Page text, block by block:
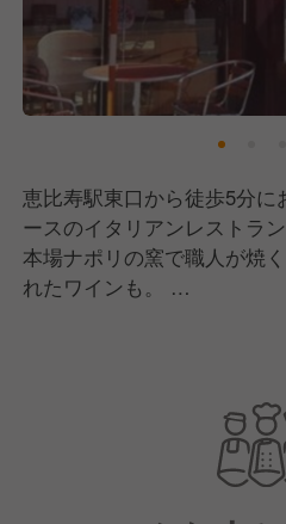
恵比寿駅東口から徒歩5分
ースのイタリアンレストラン
本場ナポリの窯で職人が焼
れたワインも。
ラグジュアリーな空間なが
また隣接するESPRESSO D